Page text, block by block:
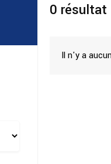
0 résultat
Il n'y a